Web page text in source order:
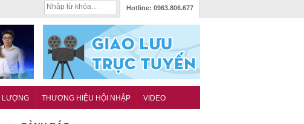
Hotline: 0963.806.677
LƯỢNG THƯƠNG HIỆU HỘI NHẬP VIDEO